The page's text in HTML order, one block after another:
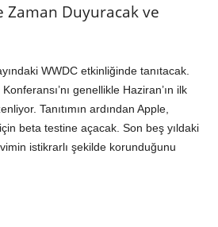
Zaman Duyuracak ve
WWDC etkinliğinde tanıtacak.
genellikle Haziran’ın ilk
Tanıtımın ardından Apple,
beta testine açacak. Son beş yıldaki
istikrarlı şekilde korunduğunu